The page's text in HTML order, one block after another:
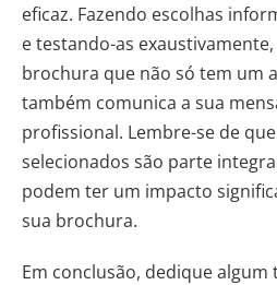
eficaz. Fazendo escolhas
e testando-as
brochura que não só tem um
também comunica a sua
profissional. Lembre-se de
selecionados são parte
podem ter um impacto
sua brochura.
Em conclusão, dedique